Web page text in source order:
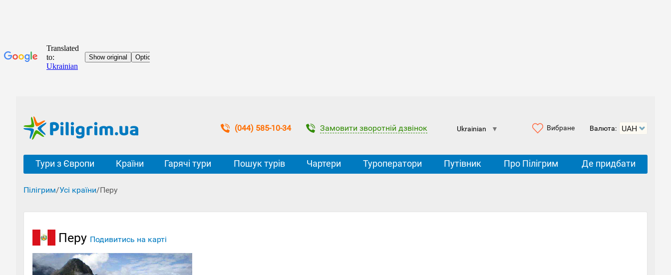
(044) 585-10-34 Замовити зворотній дзвінок Ukrainian ▼ Вибране Валюта:
Тури з Європи Країни Гарячі тури Пошук турів Чартери Туроператори Путівник Про Пілігрим Де придбати
Пілігрим/Усі країни/Перу
Перу Подивитись на карті